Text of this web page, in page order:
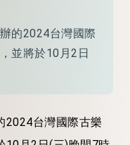
的2024台灣國際
並將於10月2日
2024台灣國際古樂